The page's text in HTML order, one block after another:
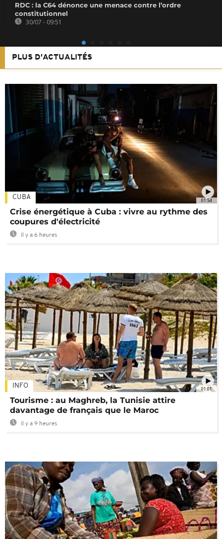
RDC : la C64 dénonce une menace contre l’ordre
constitutionnel
30/07 - 09:51
PLUS D'ACTUALITÉS
01:54
CUBA
Crise énergétique à Cuba : vivre au rythme des
coupures d'électricité
Il y a 6 heures
01:01
INFO
Tourisme : au Maghreb, la Tunisie attire
davantage de français que le Maroc
Il y a 9 heures